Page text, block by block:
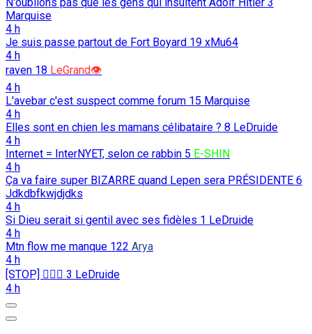
Marquise
4 h
Je suis passe partout de Fort Boyard 19 xMu64
4 h
raven 18 LeGrand👁️
4 h
L'avebar c'est suspect comme forum 15 Marquise
4 h
Elles sont en chien les mamans célibataire ? 8 LeDruide
4 h
Internet = InterNYET, selon ce rabbin 5 E-SHIN
4 h
Ça va faire super BIZARRE quand Lepen sera PRÉSIDENTE 6
Jdkdbfkwjdjdks
4 h
Si Dieu serait si gentil avec ses fidèles 1 LeDruide
4 h
Mtn flow me manque 122 Arya
4 h
[STOP] 🖐🏻🛑 3 LeDruide
4 h